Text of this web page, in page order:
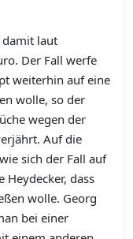
damit laut
Der Fall werfe
weiterhin auf eine
wolle, so der
wegen der
Auf die
sich der Fall auf
Heydecker, dass
wolle. Georg
bei einer